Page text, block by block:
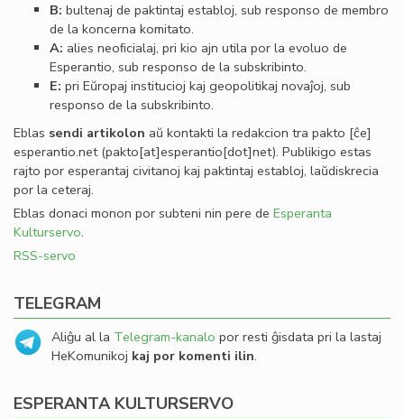
B: bultenaj de paktintaj establoj, sub responso de membro
de la koncerna komitato.
A: alies neoﬁcialaj, pri kio ajn utila por la evoluo de
Esperantio, sub responso de la subskribinto.
E: pri Eŭropaj institucioj kaj geopolitikaj novaĵoj, sub
responso de la subskribinto.
Eblas sendi artikolon aŭ kontakti la redakcion tra pakto [ĉe]
esperantio.net(pakto[at]esperantio[dot]net). Publikigo estas
rajto por esperantaj civitanoj kaj paktintaj establoj, laŭdiskrecia
por la ceteraj.
Eblas donaci monon por subteni nin pere de Esperanta
Kulturservo.
RSS-servo
TELEGRAM
Aliĝu al la Telegram-kanalo por resti ĝisdata pri la lastaj
HeKomunikoj kaj por komenti ilin.
ESPERANTA KULTURSERVO